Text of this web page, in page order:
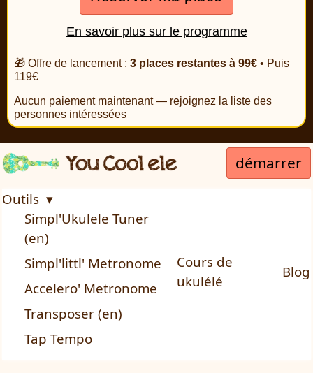
En savoir plus sur le programme
🎁 Offre de lancement :3 places restantes à 99€ • Puis
119€
Aucun paiement maintenant — rejoignez la liste des
personnes intéressées
Outils ▾
Simpl'Ukulele Tuner
(en)
Simpl'littl' Metronome
Accelero' Metronome
Transposer (en)
Tap Tempo
Cours de
ukulélé
Blog
démarrer